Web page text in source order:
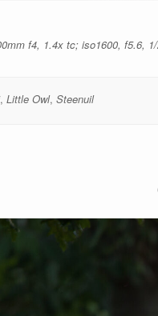
f4, 1.4x tc; iso1600, f5.6,
, Little Owl, Steenuil